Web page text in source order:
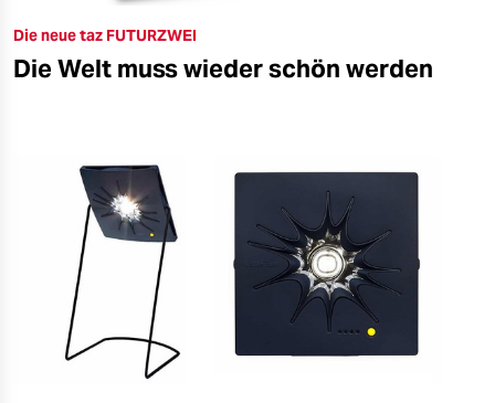
Die neue taz FUTURZWEI
Die Welt muss wieder schön werden